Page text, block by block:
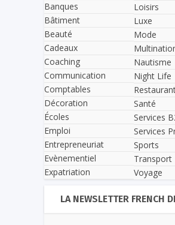
Banques
Bâtiment
Beauté
Cadeaux
Coaching
Communication
Comptables
Décoration
Écoles
Emploi
Entrepreneuriat
Evènementiel
Expatriation
Loisirs
Luxe
Mode
Nautisme
Night Life
Santé
Services
Services
Sports
Transport
Voyage
LA NEWSLETTER FRENCH